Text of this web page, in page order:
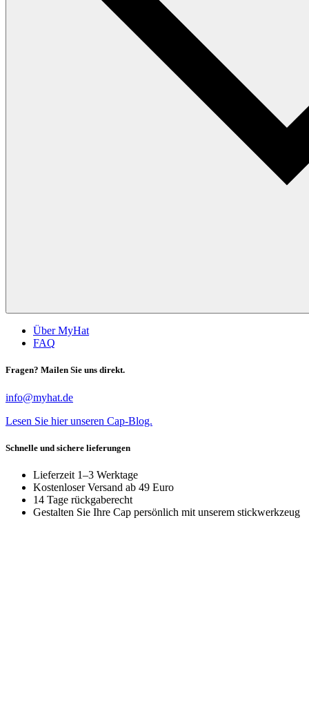
Über MyHat
FAQ
Fragen? Mailen Sie uns direkt.
info@myhat.de
Lesen Sie hier unseren Cap-Blog.
Schnelle und sichere lieferungen
Lieferzeit 1–3 Werktage
Kostenloser Versand ab 49 Euro
14 Tage rückgaberecht
Gestalten Sie Ihre Cap persönlich mit unserem stickwerkzeug